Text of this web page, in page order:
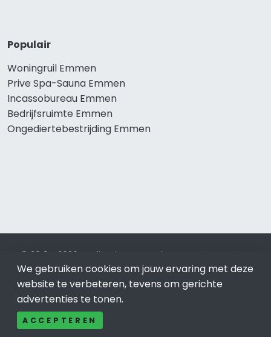
Populair
Woningruil Emmen
Prive Spa-Sauna Emmen
Incassobureau Emmen
Bedrijfsruimte Emmen
Ongediertebestrijding Emmen
© 2019 - 2026 Realisatie en SEO door SEO-bureau
Lion
Internet. Betaal alleen voor bewezen resultaten?SEO
optimalisatie No Cure No Pay.Emmenis onderdeel van Lion
Internet.
We gebruiken cookies om jouw ervaring met deze
website te verbeteren, tevens om gerichte
advertenties te tonen.
ACCEPTEREN